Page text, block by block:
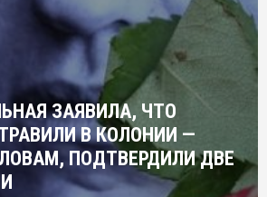
ЗАЯВИЛА, ЧТО
В КОЛОНИИ —
ПОДТВЕРДИЛИ ДВЕ